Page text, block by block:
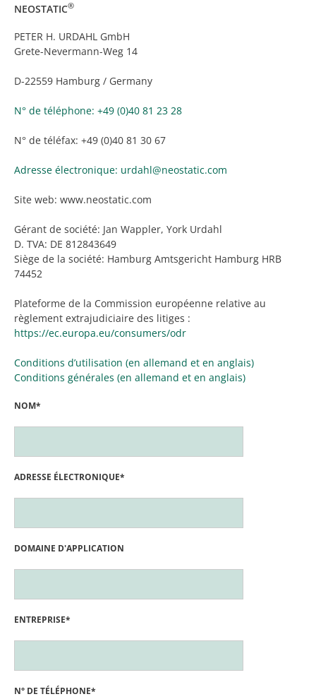
NEOSTATIC®
PETER H. URDAHL GmbH
Grete-Nevermann-Weg 14
D-22559 Hamburg / Germany
N° de téléphone: +49 (0)40 81 23 28
N° de téléfax: +49 (0)40 81 30 67
Adresse électronique: urdahl@neostatic.com
Site web: www.neostatic.com
Gérant de société: Jan Wappler, York Urdahl
D. TVA: DE 812843649
Siège de la société: Hamburg Amtsgericht Hamburg HRB
74452
Plateforme de la Commission européenne relative au
règlement extrajudiciaire des litiges :
https://ec.europa.eu/consumers/odr
Conditions d’utilisation (en allemand et en anglais)
Conditions générales (en allemand et en anglais)
NOM*
ADRESSE ÉLECTRONIQUE*
DOMAINE D'APPLICATION
ENTREPRISE*
N° DE TÉLÉPHONE*